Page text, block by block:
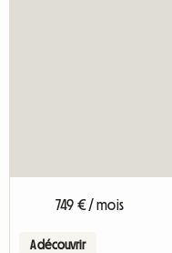
749 € / mois
A découvrir